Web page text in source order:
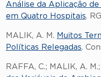
Análise da Aplicação
em Quatro Hospitais.
MALIK, A. M. Muitos
Políticas Relegadas.
RAFFA, C.; MALIK, A.